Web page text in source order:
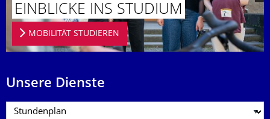
EINBLICKE INS STUDIUM
MOBILITÄT STUDIEREN
Unsere Dienste